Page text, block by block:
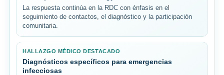
La respuesta continúa en la RDC con énfasis en el
seguimiento de contactos, el diagnóstico y la participación
comunitaria.
HALLAZGO MÉDICO DESTACADO
Diagnósticos específicos para emergencias
infecciosas